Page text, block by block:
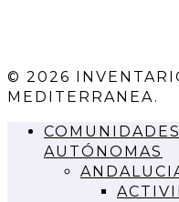
© 2026
MEDITERRANEA.
AUTÓNOMAS